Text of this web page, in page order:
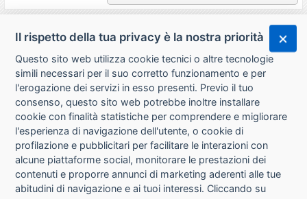
CHI SIAMO
CONTATTI
Il rispetto della tua privacy è la nostra priorità
Questo sito web utilizza cookie tecnici o altre tecnologie
simili necessari per il suo corretto funzionamento e per
l'erogazione dei servizi in esso presenti. Previo il tuo
consenso, questo sito web potrebbe inoltre installare
cookie con finalità statistiche per comprendere e migliorare
l'esperienza di navigazione dell'utente, o cookie di
profilazione e pubblicitari per facilitare le interazioni con
alcune piattaforme social, monitorare le prestazioni dei
contenuti e proporre annunci di marketing aderenti alle tue
abitudini di navigazione e ai tuoi interessi. Cliccando su